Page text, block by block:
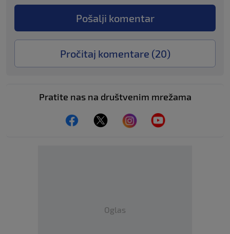
Pošalji komentar
Pročitaj komentare (20)
Pratite nas na društvenim mrežama
Oglas